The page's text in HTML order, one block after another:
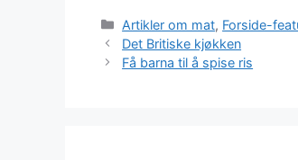
Kategorier
Artikler om mat, Forside-
Det Britiske kjøkken
Få barna til å spise ris